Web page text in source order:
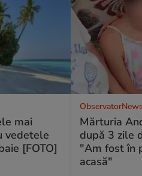
mai
vedetele
[FOTO]
Mărturia
după 3 zile
"Am fost în
acasă"